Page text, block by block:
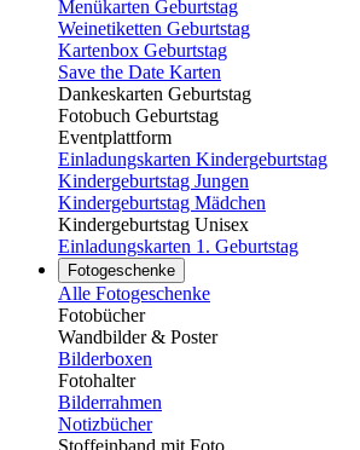
Menükarten Geburtstag
Weinetiketten Geburtstag
Kartenbox Geburtstag
Save the Date Karten
Dankeskarten Geburtstag
Fotobuch Geburtstag
Eventplattform
Einladungskarten Kindergeburtstag
Kindergeburtstag Jungen
Kindergeburtstag Mädchen
Kindergeburtstag Unisex
Einladungskarten 1. Geburtstag
Fotogeschenke
Alle Fotogeschenke
Fotobücher
Wandbilder & Poster
Bilderboxen
Fotohalter
Bilderrahmen
Notizbücher
Stoffeinband mit Foto